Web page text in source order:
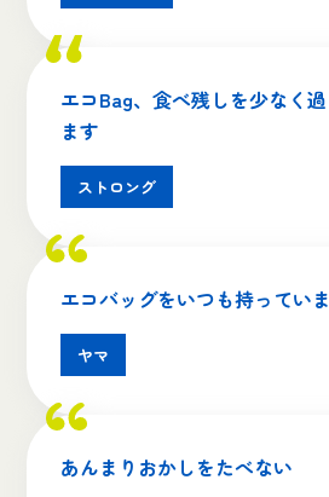
エコBag、食べ残しを少なく
ます
ストロング
エコバッグをいつも持ってい
ヤマ
あんまりおかしをたべない